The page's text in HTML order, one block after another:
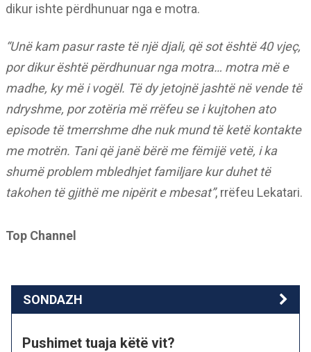
dikur ishte përdhunuar nga e motra.
“Unë kam pasur raste të një djali, që sot është 40 vjeç,
por dikur është përdhunuar nga motra… motra më e
madhe, ky më i vogël. Të dy jetojnë jashtë në vende të
ndryshme, por zotëria më rrëfeu se i kujtohen ato
episode të tmerrshme dhe nuk mund të ketë kontakte
me motrën. Tani që janë bërë me fëmijë vetë, i ka
shumë problem mbledhjet familjare kur duhet të
takohen të gjithë me nipërit e mbesat”, rrëfeu Lekatari.
Top Channel
SONDAZH
Pushimet tuaja këtë vit?